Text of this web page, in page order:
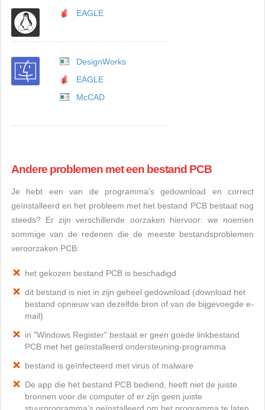
EAGLE
DesignWorks
EAGLE
McCAD
Andere problemen met een bestand PCB
Je hebt een van de programma's gedownload en correct
geïnstalleerd en het probleem met het bestand PCB bestaat nog
steeds? Er zijn verschillende oorzaken hiervoor: we noemen
sommige van de redenen die de meeste bestandsproblemen
veroorzaken PCB:
het gekozen bestand PCB is beschadigd
dit bestand is niet in zijn geheel gedownload (download het
bestand opnieuw van dezelfde bron of van de bijgevoegde e-
mail)
in "Windows Register" bestaat er geen goede linkbestand
PCB met het geïnstalleerd ondersteuning-programma
bestand is geïnfecteerd met virus of malware
De app die het bestand PCB bediend, heeft niet de juiste
bronnen voor de computer of er zijn geen juiste